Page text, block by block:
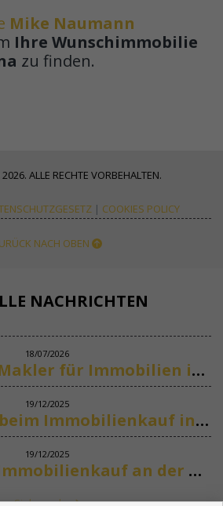
Mike Naumann
Ihre Wunschimmobilie
zu finden.
ALLE RECHTE VORBEHALTEN.
| COOKIES POLICY
NACH OBEN
NACHRICHTEN
18/07/2026
Ihr deutscher Makler für Immobilien in Marbella
19/12/2025
Due Diligence beim Immobilienkauf in Spanien
19/12/2025
Steuern beim Immobilienkauf an der Costa del Sol
Siehe mehr